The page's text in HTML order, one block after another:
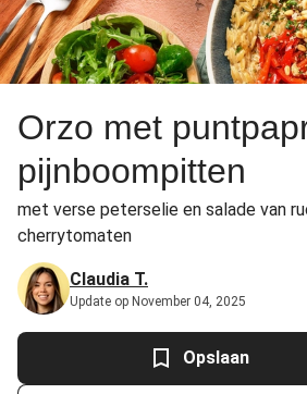
Orzo met
pijnboompitten
met verse peterselie en salade van
cherrytomaten
Claudia T.
Update op November 04, 2025
Opslaan